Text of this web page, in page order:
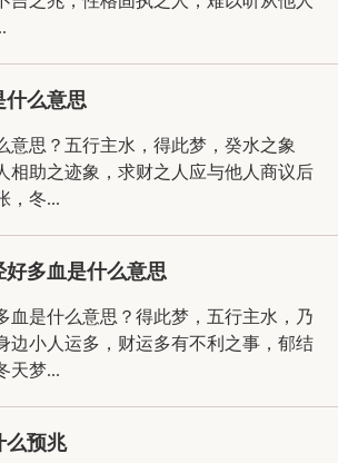
什么意思
意思？五行主水，得此梦，癸水之象
相助之迹象，求财之人应与他人商议后
，冬...
多血是什么意思
血是什么意思？得此梦，五行主水，乃
边小人运多，财运多有不利之事，郁结
天梦...
么预兆